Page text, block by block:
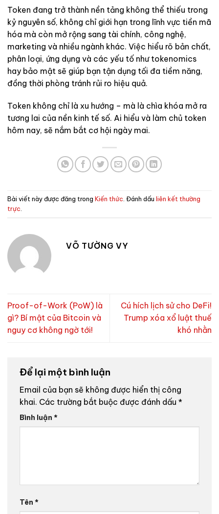
Token đang trở thành nền tảng không thể thiếu trong
kỷ nguyên số, không chỉ giới hạn trong lĩnh vực tiền mã
hóa mà còn mở rộng sang tài chính, công nghệ,
marketing và nhiều ngành khác. Việc hiểu rõ bản chất,
phân loại, ứng dụng và các yếu tố như tokenomics
hay bảo mật sẽ giúp bạn tận dụng tối đa tiềm năng,
đồng thời phòng tránh rủi ro hiệu quả.
Token không chỉ là xu hướng – mà là chìa khóa mở ra
tương lai của nền kinh tế số. Ai hiểu và làm chủ token
hôm nay, sẽ nắm bắt cơ hội ngày mai.
Bài viết này được đăng trong Kiến thức. Đánh dấu liên kết thường
trực.
VÕ TƯỜNG VY
Proof-of-Work (PoW) là
gì? Bí mật của Bitcoin và
nguy cơ không ngờ tới!
Cú hích lịch sử cho DeFi!
Trump xóa xổ luật thuế
khó nhằn
Để lại một bình luận
Email của bạn sẽ không được hiển thị công
khai. Các trường bắt buộc được đánh dấu *
Bình luận *
Tên *